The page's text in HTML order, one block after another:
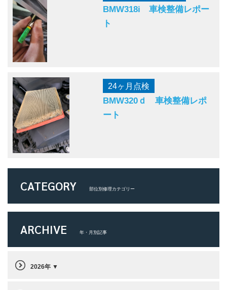
BMW318i 車検整備レポー
ト
24ヶ月点検
BMW320ｄ 車検整備レポ
ート
CATEGORY 部位別修理カテゴリー
ARCHIVE 年・月別記事
2026年